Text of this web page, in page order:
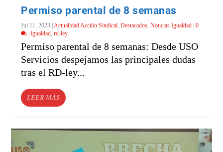
Permiso parental de 8 semanas
Jul 11, 2023 |Actualidad Acción Sindical,Destacados,Noticias Igualdad |0
|igualdad,rd-ley
Permiso parental de 8 semanas: Desde USO
Servicios despejamos las principales dudas
tras el RD-ley...
LEER MÁS